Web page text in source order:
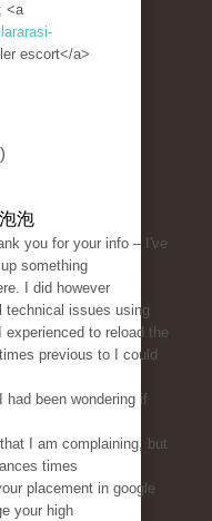
<a
escort</a>
泡
you for your info – I've
something
I did however
technical issues using
to reload the
previous to I could
had been wondering if
I am complaining, but
times
placement in google
your high